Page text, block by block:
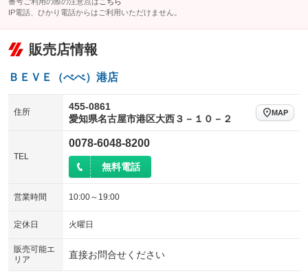
IP電話、ひかり電話からはご利用いただけません。
販売店情報
ＢＥＶＥ（べべ）港店
住所
455-0861
愛知県名古屋市港区大西３－１０－２
MAP
TEL
0078-6048-8200
無料電話
営業時間 10:00～19:00
定休日 火曜日
販売可能エ
リア
直接お問合せください